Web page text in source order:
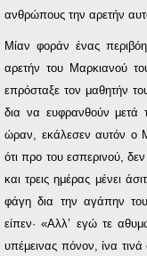
ανθρώπους την αρετήν
Μίαν φοράν ένας
αρετήν του Μαρκιανού
επρόσταξε τον μαθητήν
δια να ευφρανθούν μετά
ώραν, εκάλεσεν αυτόν ο
ότι προ του εσπερινού,
και τρεις ημέρας μένει
φάγη δια την αγάπην
είπεν· «Αλλ’ εγώ τε
υπέμεινας πόνον, ίνα